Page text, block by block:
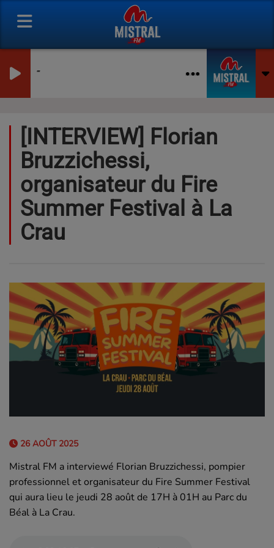
-
[INTERVIEW] Florian
Bruzzichessi,
organisateur du Fire
Summer Festival à La
Crau
26 AOÛT 2025
Mistral FM a interviewé Florian Bruzzichessi, pompier
professionnel et organisateur du Fire Summer Festival
qui aura lieu le jeudi 28 août de 17H à 01H au Parc du
Béal à La Crau.